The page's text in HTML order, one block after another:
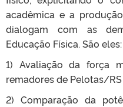
acadêmica e a
dialogam com as
Educação Física. São eles:
1) Avaliação da força
remadores de Pelotas/RS
2) Comparação da